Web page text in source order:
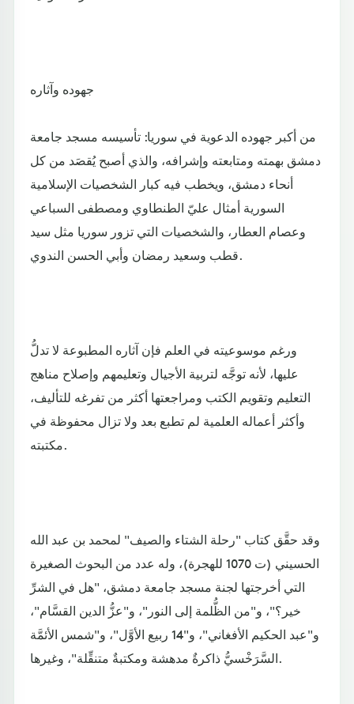
جهوده وآثاره
من أكبر جهوده الدعوية في سوريا: تأسيسه مسجد جامعة
دمشق بهمته ومتابعته وإشرافه، والذي أصبح يُقصَد من كل
أنحاء دمشق، ويخطب فيه كبار الشخصيات الإسلامية
السورية أمثال عليّ الطنطاوي ومصطفى السباعي
وعصام العطار، والشخصيات التي تزور سوريا مثل سيد
قطب وسعيد رمضان وأبي الحسن الندوي.
ورغم موسوعيته في العلم فإن آثاره المطبوعة لا تدلُّ
عليها، لأنه توجَّه لتربية الأجيال وتعليمهم وإصلاح مناهج
التعليم وتقويم الكتب ومراجعتها أكثر من تفرغه للتأليف،
وأكثر أعماله العلمية لم تطبع بعد ولا تزال محفوظة في
مكتبته.
وقد حقَّق كتاب "رحلة الشتاء والصيف" لمحمد بن عبد الله
الحسيني (ت 1070 للهجرة)، وله عدد من البحوث الصغيرة
التي أخرجتها لجنة مسجد جامعة دمشق، "هل في الشرِّ
خير؟"، و"من الظُّلمة إلى النور"، و"عزُّ الدين القسَّام"،
و"عبد الحكيم الأفغاني"، و"14 ربيع الأوَّل"، و"شمس الأئمَّة
السَّرَخْسيُّ ذاكرةٌ مدهشة ومكتبةٌ متنقِّلة"، وغيرها.